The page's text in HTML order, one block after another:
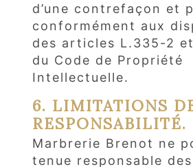
d’une contrefaçon et
conformément aux
des articles L.335-2
du Code de Propriété
Intellectuelle.
6. LIMITATIONS
RESPONSABILITÉ.
Marbrerie Brenot ne
tenue responsable